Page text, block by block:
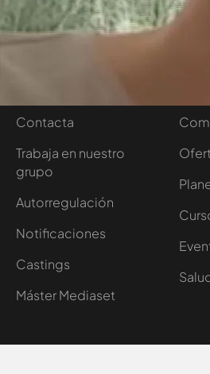
Contacta
Trabaja en nuestro
grupo
Autorregulación
Notificaciones
Castings
Máster Mediaset